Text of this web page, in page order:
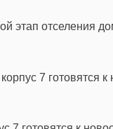
этап отселения